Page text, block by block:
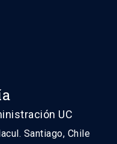
UC
Santiago, Chile